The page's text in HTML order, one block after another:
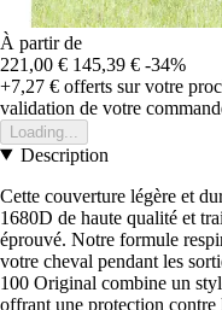
À partir de
221,00 € 145,39 € -34%
+7,27 € offerts sur votre
validation de votre
Loading...
Description
Cette couverture légère et
1680D de haute qualité et
éprouvé. Notre formule
votre cheval pendant les
100 Original combine un
offrant une protection contre